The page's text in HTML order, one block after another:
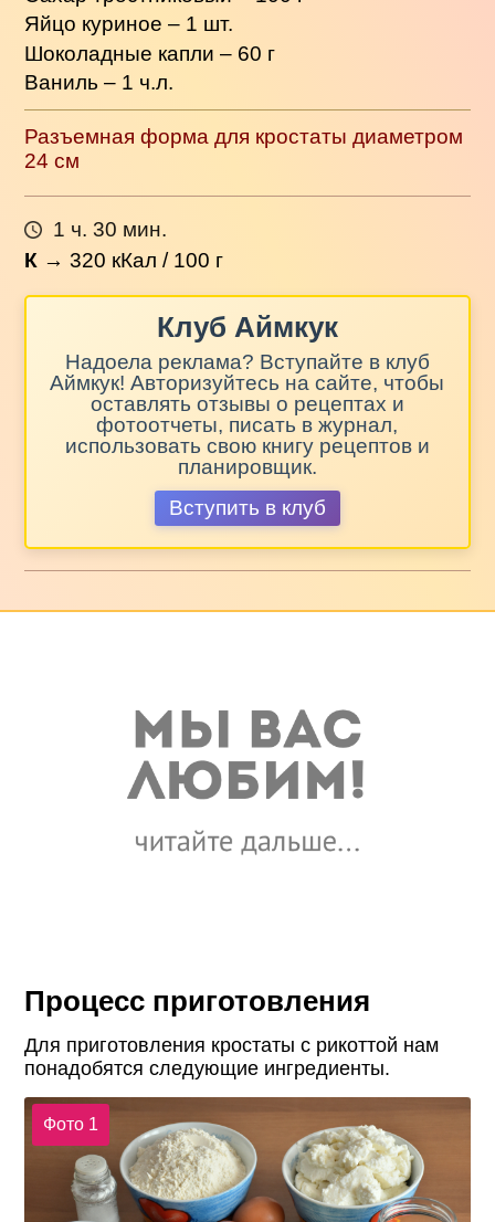
Яйцо куриное – 1 шт.
Шоколадные капли – 60 г
Ваниль – 1 ч.л.
Разъемная форма для кростаты диаметром
24 см
1 ч. 30 мин.
К →320 кКал / 100 г
Клуб Аймкук
Надоела реклама? Вступайте в клуб
Аймкук! Авторизуйтесь на сайте, чтобы
оставлять отзывы о рецептах и
фотоотчеты, писать в журнал,
использовать свою книгу рецептов и
планировщик.
Вступить в клуб
Процесс приготовления
Для приготовления кростаты с рикоттой нам
понадобятся следующие ингредиенты.
Фото 1